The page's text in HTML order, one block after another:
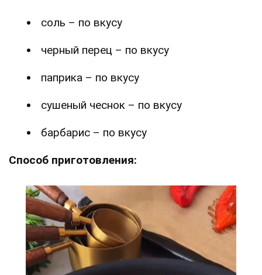
соль – по вкусу
черный перец – по вкусу
паприка – по вкусу
сушеный чеснок – по вкусу
барбарис – по вкусу
Способ приготовления: